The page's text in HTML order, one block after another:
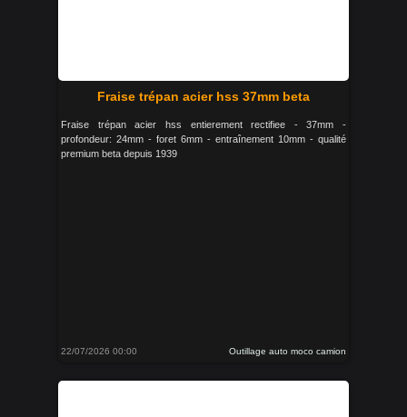
Fraise trépan acier hss 37mm beta
Fraise trépan acier hss entierement rectifiee - 37mm -
profondeur: 24mm - foret 6mm - entraînement 10mm - qualité
premium beta depuis 1939
22/07/2026 00:00 Outillage auto moco camion